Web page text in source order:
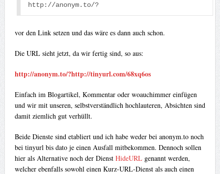
http://anonym.to/?
vor den Link setzen und das wäre es dann auch schon.
Die URL sieht jetzt, da wir fertig sind, so aus:
http://anonym.to/?http://tinyurl.com/68xq6os
Einfach im Blogartikel, Kommentar oder woauchimmer einfügen
und wir mit unseren, selbstverständlich hochlauteren, Absichten sind
damit ziemlich gut verhüllt.
Beide Dienste sind etabliert und ich habe weder bei anonym.to noch
bei tinyurl bis dato je einen Ausfall mitbekommen. Dennoch sollen
hier als Alternative noch der Dienst HideURLgenannt werden,
welcher ebenfalls sowohl einen Kurz-URL-Dienst als auch einen